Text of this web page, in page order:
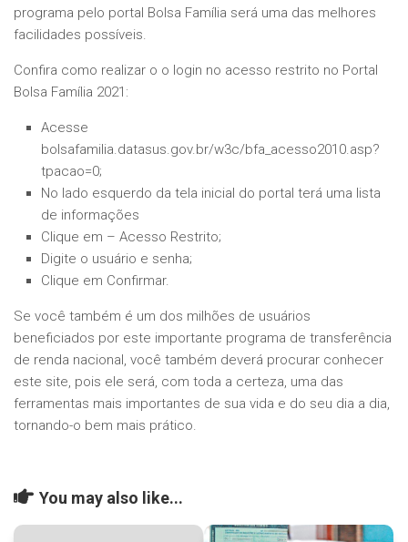
programa pelo portal Bolsa Família será uma das melhores
facilidades possíveis.
Confira como realizar o o login no acesso restrito no Portal
Bolsa Família 2021:
Acesse
bolsafamilia.datasus.gov.br/w3c/bfa_acesso2010.asp?
tpacao=0;
No lado esquerdo da tela inicial do portal terá uma lista
de informações
Clique em – Acesso Restrito;
Digite o usuário e senha;
Clique em Confirmar.
Se você também é um dos milhões de usuários
beneficiados por este importante programa de transferência
de renda nacional, você também deverá procurar conhecer
este site, pois ele será, com toda a certeza, uma das
ferramentas mais importantes de sua vida e do seu dia a dia,
tornando-o bem mais prático.
You may also like...